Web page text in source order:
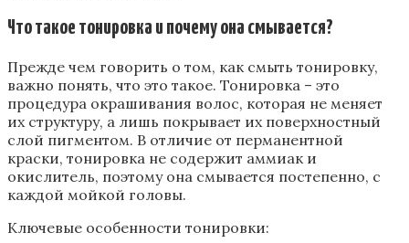
Что такое тонировка и почему она смывается?
Прежде чем говорить о том‚ как смыть тонировку‚
важно понять‚ что это такое. Тонировка – это
процедура окрашивания волос‚ которая не меняет
их структуру‚ а лишь покрывает их поверхностный
слой пигментом. В отличие от перманентной
краски‚ тонировка не содержит аммиак и
окислитель‚ поэтому она смывается постепенно‚ с
каждой мойкой головы.
Ключевые особенности тонировки: